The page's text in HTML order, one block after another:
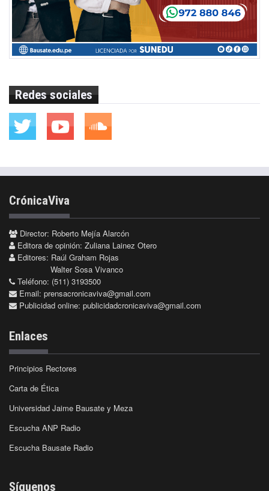
Redes sociales
CrónicaViva
Director: Roberto Mejía Alarcón
Editora de opinión: Zuliana Lainez Otero
Editores: Raúl Graham Rojas
Walter Sosa Vivanco
Teléfono: (511) 3193500
Email: prensacronicaviva@gmail.com
Publicidad online: publicidadcronicaviva@gmail.com
Enlaces
Principios Rectores
Carta de Ética
Universidad Jaime Bausate y Meza
Escucha ANP Radio
Escucha Bausate Radio
Síguenos